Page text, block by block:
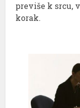
previše k srcu,
korak.